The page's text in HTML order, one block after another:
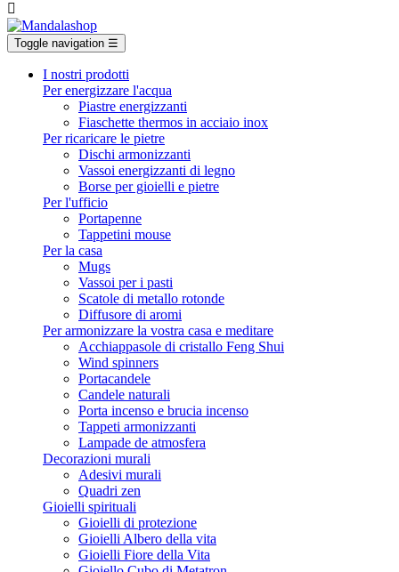

Toggle navigation ☰
I nostri prodotti
Per energizzare l'acqua
Piastre energizzanti
Fiaschette thermos in acciaio inox
Per ricaricare le pietre
Dischi armonizzanti
Vassoi energizzanti di legno
Borse per gioielli e pietre
Per l'ufficio
Portapenne
Tappetini mouse
Per la casa
Mugs
Vassoi per i pasti
Scatole di metallo rotonde
Diffusore di aromi
Per armonizzare la vostra casa e meditare
Acchiappasole di cristallo Feng Shui
Wind spinners
Portacandele
Candele naturali
Porta incenso e brucia incenso
Tappeti armonizzanti
Lampade de atmosfera
Decorazioni murali
Adesivi murali
Quadri zen
Gioielli spirituali
Gioielli di protezione
Gioielli Albero della vita
Gioielli Fiore della Vita